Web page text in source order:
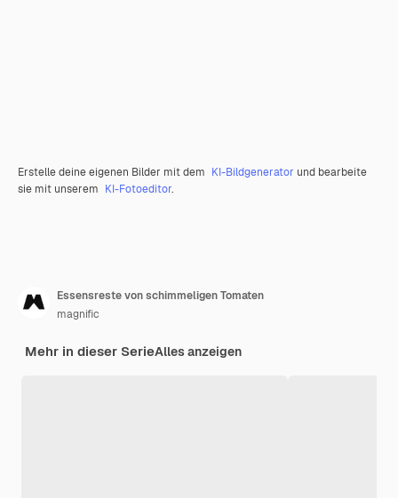
Erstelle deine eigenen Bilder mit dem KI-Bildgenerator und bearbeite
sie mit unserem KI-Fotoeditor.
Essensreste von schimmeligen Tomaten
magnific
Mehr in dieser SerieAlles anzeigen